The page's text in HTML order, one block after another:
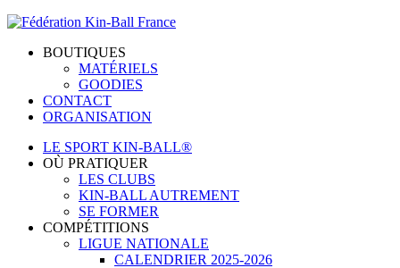
BOUTIQUES
MATÉRIELS
GOODIES
CONTACT
ORGANISATION
LE SPORT KIN-BALL®
OÙ PRATIQUER
LES CLUBS
KIN-BALL AUTREMENT
SE FORMER
COMPÉTITIONS
LIGUE NATIONALE
CALENDRIER 2025-2026